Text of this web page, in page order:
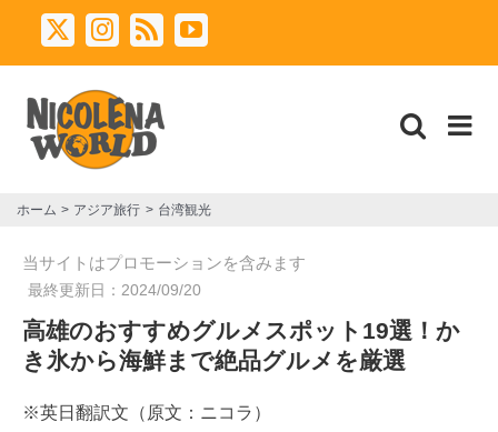
X Instagram
Rss YouTube
ホーム アジア旅行 台湾観光
当サイトはプロモーションを含みます
最終更新日： 2024/09/20
高雄のおすすめグルメスポット19選！か
き氷から海鮮まで絶品グルメを厳選
※英日翻訳文（原文：ニコラ）